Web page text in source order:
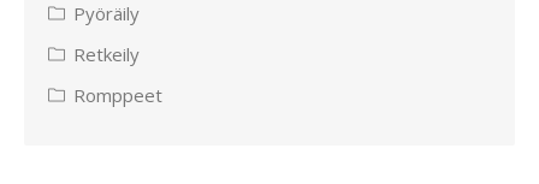
Pyöräily
Retkeily
Romppeet